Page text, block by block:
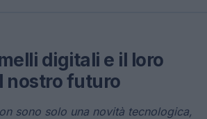
digitali e il loro
nostro futuro
sono solo una novità tecnologica,